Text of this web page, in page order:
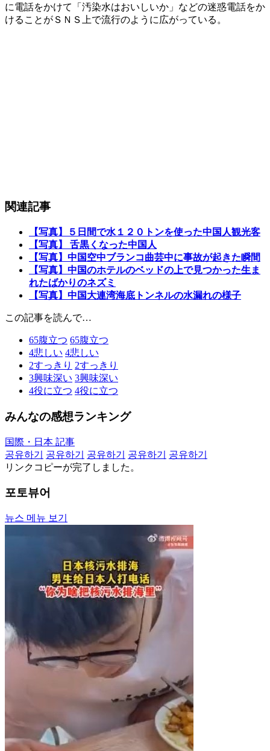
に電話をかけて「汚染水はおいしいか」などの迷惑電話をか
けることがＳＮＳ上で流行のように広がっている。
関連記事
【写真】５日間で水１２０トンを使った中国人観光客
【写真】 舌黒くなった中国人
【写真】中国空中ブランコ曲芸中に事故が起きた瞬間
【写真】中国のホテルのベッドの上で見つかった生ま
れたばかりのネズミ
【写真】中国大連湾海底トンネルの水漏れの様子
この記事を読んで…
65腹立つ 65腹立つ
4悲しい 4悲しい
2すっきり 2すっきり
3興味深い 3興味深い
4役に立つ 4役に立つ
みんなの感想ランキング
国際・日本 記事
공유하기
공유하기 공유하기 공유하기
공유하기
リンクコピーが完了しました。
포토뷰어
뉴스 메뉴 보기